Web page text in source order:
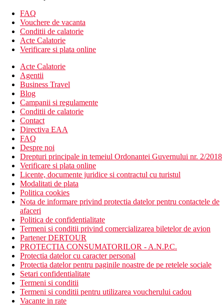
Descrierea camerei
Camera standard
aer conditionat controlat central
telefon
TV cu receptie satelit
minibar (apa si bauturi racoritoare)
sanitare proprii (baie, uscator de par, toaleta)
seif (gratuit)
balcon
Descrierea plajei
nisipos cu pietricele
sezlonguri, umbrele, saltele si prosoape gratuite
bar pe plaja
Activitati sportive gratuite
programe de animatie
programe de seara
tenis de masa
fitness
baie turceasca (proceduri contra cost)
sauna
Activitati sportive contra cost
masaje
biliard
inchirieri auto
sporturi acvatice pe plaja
Mese
All Inclusive
FAQ
Vouchere de vacanta
Conditii de calatorie
Acte Calatorie
Verificare si plata online
Acte Calatorie
Agentii
Business Travel
Blog
Campanii si regulamente
Conditii de calatorie
Contact
Directiva EAA
FAQ
Despre noi
Drepturi principale in temeiul Ordonantei Guvernului nr. 2/2018
Verificare si plata online
Licente, documente juridice si contractul cu turistul
Modalitati de plata
Politica cookies
Nota de informare privind protectia datelor pentru contactele de
afaceri
Politica de confidentialitate
Termeni si conditii privind comercializarea biletelor de avion
Partener DERTOUR
PROTECTIA CONSUMATORILOR - A.N.P.C.
Protectia datelor cu caracter personal
Protectia datelor pentru paginile noastre de pe retelele sociale
Setari confidentialitate
Termeni si conditii
Termeni si conditii pentru utilizarea voucherului cadou
Vacante in rate